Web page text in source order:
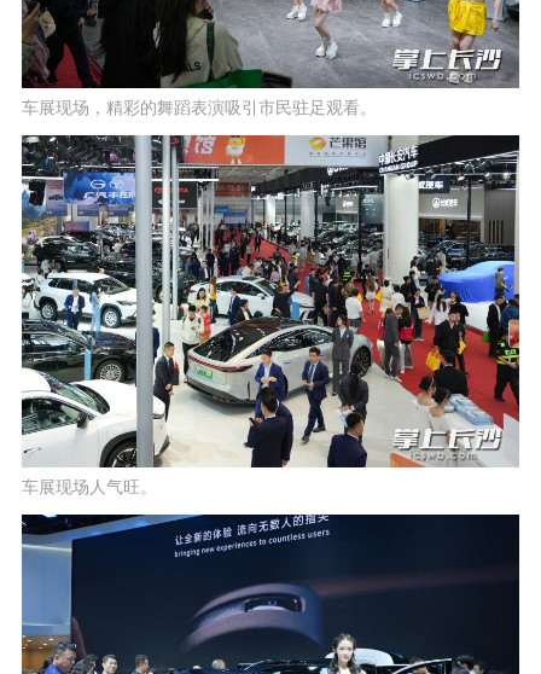
车展现场，精彩的舞蹈表演吸引市民驻足观看。
车展现场人气旺。